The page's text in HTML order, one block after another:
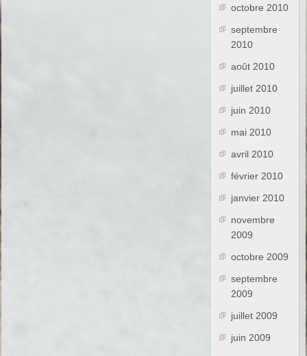
octobre 2010
septembre
2010
août 2010
juillet 2010
juin 2010
mai 2010
avril 2010
février 2010
janvier 2010
novembre
2009
octobre 2009
septembre
2009
juillet 2009
juin 2009